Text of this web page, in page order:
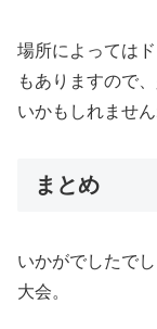
場所によっては
もありますので
いかもしれません
まとめ
いかがでしたで
大会。